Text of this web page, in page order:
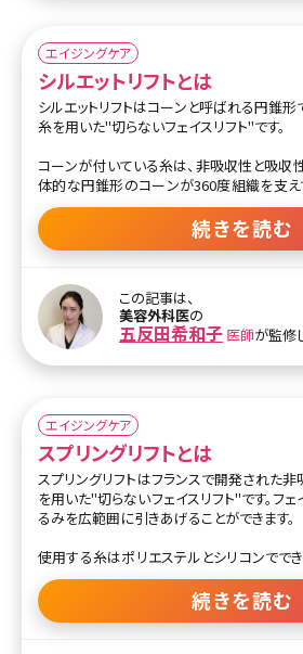
みや腫れが少なく、ダウンタイムも短くなっ
たくない方や切開せずにリフトアップしたい
でしょう。
エイジングケア
シルエットリフトとは
シルエットリフトはコーンと呼ばれる円錐
糸を用いた"切らないフェイスリフト"です。
コーンが付いている糸は、非吸収性と吸収
体的な円錐形のコーンが360度組織を支え
の切り込みが入っただけの糸よりも強力な
できます。
適しています。糸を固定する部分は小さく
る位置なので傷が目立つことはありません。
挿入後8～10カ月でバイオコーンは吸収され
ーンや糸、糸についている結び目の周辺
続きを読む
この記事は、
美容外科医の
五反田希和子 医師が監修
エイジングケア
スプリングリフトとは
スプリングリフトはフランスで開発された
を用いた"切らないフェイスリフト"です。フ
るみを広範囲に引きあげることができます。
使用する糸はポリエステルとシリコンででき
に優れています。切れたりゆるんだりしにく
糸が伸び縮みすることから、つっぱり感や
どありません。また、非吸収性なので長期
続きを読む